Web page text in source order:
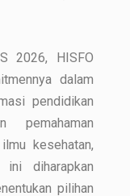
2026, HISFO
dalam
pendidikan
pemahaman
kesehatan,
ini diharapkan
pilihan